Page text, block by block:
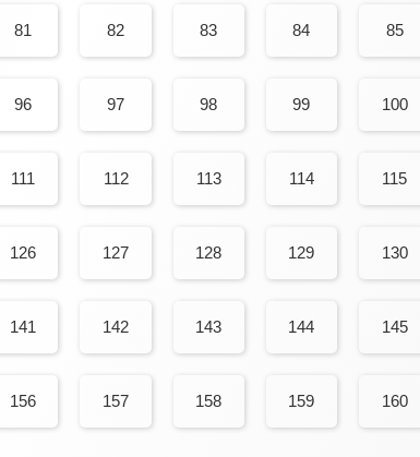
81 82 83 84 85
96 97 98 99 100
111 112 113 114 115
126 127 128 129 130
141 142 143 144 145
156 157 158 159 160